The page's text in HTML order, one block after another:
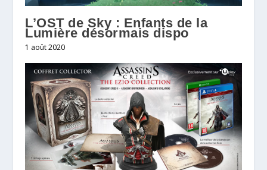
L’OST de Sky : Enfants de la
Lumière désormais dispo
1 août 2020